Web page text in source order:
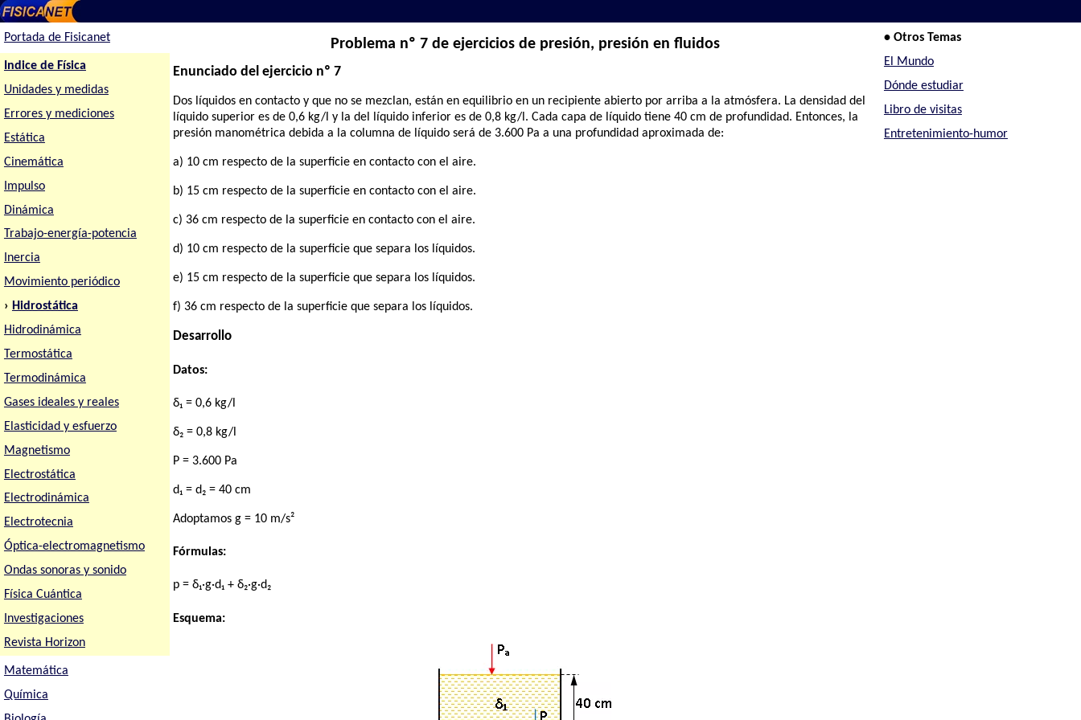
Portada de Fisicanet
Indice de Física
Unidades y medidas
Errores y mediciones
Estática
Cinemática
Impulso
Dinámica
Trabajo-energía-potencia
Inercia
Movimiento periódico
› Hidrostática
Hidrodinámica
Termostática
Termodinámica
Gases ideales y reales
Elasticidad y esfuerzo
Magnetismo
Electrostática
Electrodinámica
Electrotecnia
Óptica-electromagnetismo
Ondas sonoras y sonido
Física Cuántica
Investigaciones
Revista Horizon
Matemática
Química
Problema nº 7 de ejercicios de presión, presión en fluidos
Enunciado del ejercicio nº 7
Dos líquidos en contacto y que no se mezclan, están en equilibrio en un recipiente abierto por arriba a la atmósfera. La densidad del
líquido superior es de 0,6 kg/l y la del líquido inferior es de 0,8 kg/l. Cada capa de líquido tiene 40 cm de profundidad. Entonces, la
presión manométrica debida a la columna de líquido será de 3.600 Pa a una profundidad aproximada de:
a) 10 cm respecto de la superficie en contacto con el aire.
b) 15 cm respecto de la superficie en contacto con el aire.
c) 36 cm respecto de la superficie en contacto con el aire.
d) 10 cm respecto de la superficie que separa los líquidos.
e) 15 cm respecto de la superficie que separa los líquidos.
f) 36 cm respecto de la superficie que separa los líquidos.
Desarrollo
Datos:
δ₁ = 0,6 kg/l
δ₂ = 0,8 kg/l
P = 3.600 Pa
d₁ = d₂ = 40 cm
Adoptamos g = 10 m/s²
Fórmulas:
p = δ₁·g·d₁ + δ₂·g·d₂
Esquema:
• Otros Temas
El Mundo
Dónde estudiar
Libro de visitas
Entretenimiento-humor